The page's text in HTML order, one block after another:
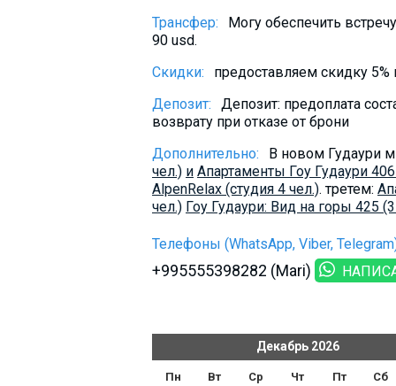
Трансфер:
Могу обеспечить
90 usd.
Скидки:
предоставляем скидку
Депозит:
Депозит: предоплата
возврату при отказе от брони
Дополнительно:
В новом Гудаури
чел.) и Апартаменты Гоу Гудаури
AlpenRelax (студия 4 чел.). третем:
чел.) Гоу Гудаури: Вид на горы 425
Телефоны (WhatsApp, Viber,
+995555398282 (Mari)
Декабрь 2026
Пн Вт Ср Чт Пт Сб